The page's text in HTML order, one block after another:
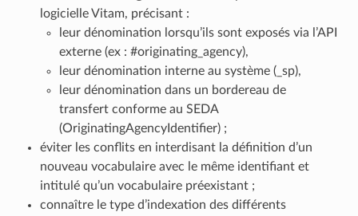
logicielle Vitam, précisant :
leur dénomination lorsqu’ils sont exposés via l’API
externe (ex : #originating_agency),
leur dénomination interne au système (_sp),
leur dénomination dans un bordereau de
transfert conforme au SEDA
(OriginatingAgencyIdentifier) ;
éviter les conflits en interdisant la définition d’un
nouveau vocabulaire avec le même identifiant et
intitulé qu’un vocabulaire préexistant ;
connaître le type d’indexation des différents